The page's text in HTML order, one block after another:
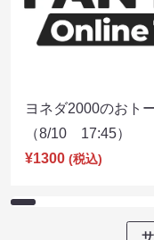
ヨネダ2000のおト
（8/10 17:45）
¥1300 (税込)